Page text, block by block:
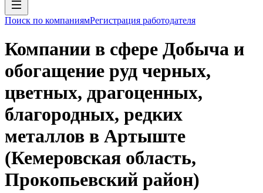
Поиск по компаниямРегистрация работодателя
Компании в сфере Добыча и
обогащение руд черных,
цветных, драгоценных,
благородных, редких
металлов в Артыште
(Кемеровская область,
Прокопьевский район)